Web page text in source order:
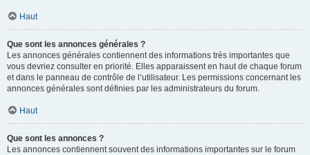
Haut
Que sont les annonces générales ?
Les annonces générales contiennent des informations très importantes que
vous devriez consulter en priorité. Elles apparaissent en haut de chaque forum
et dans le panneau de contrôle de l’utilisateur. Les permissions concernant les
annonces générales sont définies par les administrateurs du forum.
Haut
Que sont les annonces ?
Les annonces contiennent souvent des informations importantes sur le forum